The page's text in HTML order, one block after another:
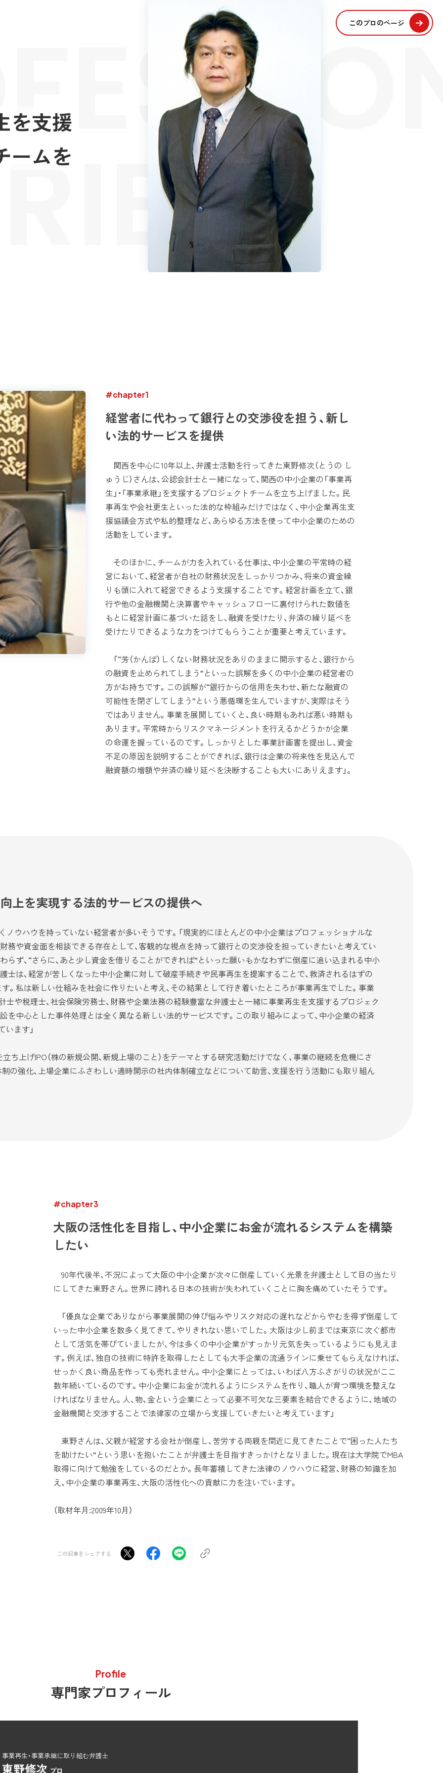
このプロのページ
を支援
ームを
#chapter1
経営者に代わって銀行との交渉役を担う、新し
い法的サービスを提供
関西を中心に10年以上、弁護士活動を行ってきた東野修次（とうの し
ゅうじ）さんは、公認会計士と一緒になって、関西の中小企業の「事業再
生」・「事業承継」を支援するプロジェクトチームを立ち上げました。民
事再生や会社更生といった法的な枠組みだけではなく、中小企業再生支
援協議会方式や私的整理など、あらゆる方法を使って中小企業のための
活動をしています。
そのほかに、チームが力を入れている仕事は、中小企業の平常時の経
営において、経営者が自社の財務状況をしっかりつかみ、将来の資金繰
りも頭に入れて経営できるよう支援することです。経営計画を立て、銀
行や他の金融機関と決算書やキャッシュフローに裏付けられた数値を
もとに経営計画に基づいた話をし、融資を受けたり、弁済の繰り延べを
受けたりできるような力をつけてもらうことが重要と考えています。
「“芳（かんば）しくない財務状況をありのままに開示すると、銀行から
の融資を止められてしまう”といった誤解を多くの中小企業の経営者の
方がお持ちです。この誤解が“銀行からの信用を失わせ、新たな融資の
可能性を閉ざしてしまう”という悪循環を生んでいますが、実際はそう
ではありません。事業を展開していくと、良い時期もあれば悪い時期も
あります。平常時からリスクマネージメントを行えるかどうかが企業
の命運を握っているのです。しっかりとした事業計画書を提出し、資金
不足の原因を説明することができれば、銀行は企業の将来性を見込んで
融資額の増額や弁済の繰り延べを決断することも大いにありえます」。
上を実現する法的サービスの提供へ
ノウハウを持っていない経営者が多いそうです。「現実的にほとんどの中小企業はプロフェッショナルな
務や資金面を相談できる存在として、客観的な視点を持って銀行との交渉役を担っていきたいと考えてい
らず、“さらに、あと少し資金を借りることができれば”といった願いもかなわずに倒産に追い込まれる中小
士は、経営が苦しくなった中小企業に対して破産手続きや民事再生を提案することで、救済されるはずの
。私は新しい仕組みを社会に作りたいと考え、その結果として行き着いたところが事業再生でした。事業
士や税理士、社会保険労務士、財務や企業法務の経験豊富な弁護士と一緒に事業再生を支援するプロジェク
を中心とした事件処理とは全く異なる新しい法的サービスです。この取り組みによって、中小企業の経済
ます」
ち上げIPO（株の新規公開、新規上場のこと）をテーマとする研究活動だけでなく、事業の継続を危機にさ
の強化、上場企業にふさわしい適時開示の社内体制確立などについて助言、支援を行う活動にも取り組ん
#chapter3
大阪の活性化を目指し、中小企業にお金が流れるシステムを構築
したい
90年代後半、不況によって大阪の中小企業が次々に倒産していく光景を弁護士として目の当たり
にしてきた東野さん。世界に誇れる日本の技術が失われていくことに胸を痛めていたそうです。
「優良な企業でありながら事業展開の伸び悩みやリスク対応の遅れなどからやむを得ず倒産して
いった中小企業を数多く見てきて、やりきれない思いでした。大阪は少し前までは東京に次ぐ都市
として活気を帯びていましたが、今は多くの中小企業がすっかり元気を失っているようにも見えま
す。例えば、独自の技術に特許を取得したとしても大手企業の流通ラインに乗せてもらえなければ、
せっかく良い商品を作っても売れません。中小企業にとっては、いわば八方ふさがりの状況がここ
数年続いているのです。中小企業にお金が流れるようにシステムを作り、職人が育つ環境を整えな
ければなりません。人、物、金という企業にとって必要不可欠な三要素を結合できるように、地域の
金融機関と交渉することで法律家の立場から支援していきたいと考えています」
東野さんは、父親が経営する会社が倒産し、苦労する両親を間近に見てきたことで“困った人たち
を助けたい”という思いを抱いたことが弁護士を目指すきっかけとなりました。現在は大学院でMBA
取得に向けて勉強をしているのだとか。長年蓄積してきた法律のノウハウに経営、財務の知識を加
え、中小企業の事業再生、大阪の活性化への貢献に力を注いでいます。
（取材年月:2009年10月）
この記事をシェアする
Profile
専門家プロフィール
事業再生・事業承継に取り組む弁護士
東野修次 プロ